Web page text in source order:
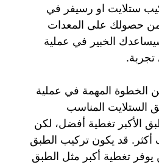
ستلايت او رسيفر في
من حصولك على المعدات
الخبير في عملية
تجربة.
الخطوة المهمة في عملية
الستلايت المناسب
الأكبر تغطية أفضل، لكن
أكثر. قد يكون تركيب الطبق
يوفر تغطية أكبر مثل الطبق